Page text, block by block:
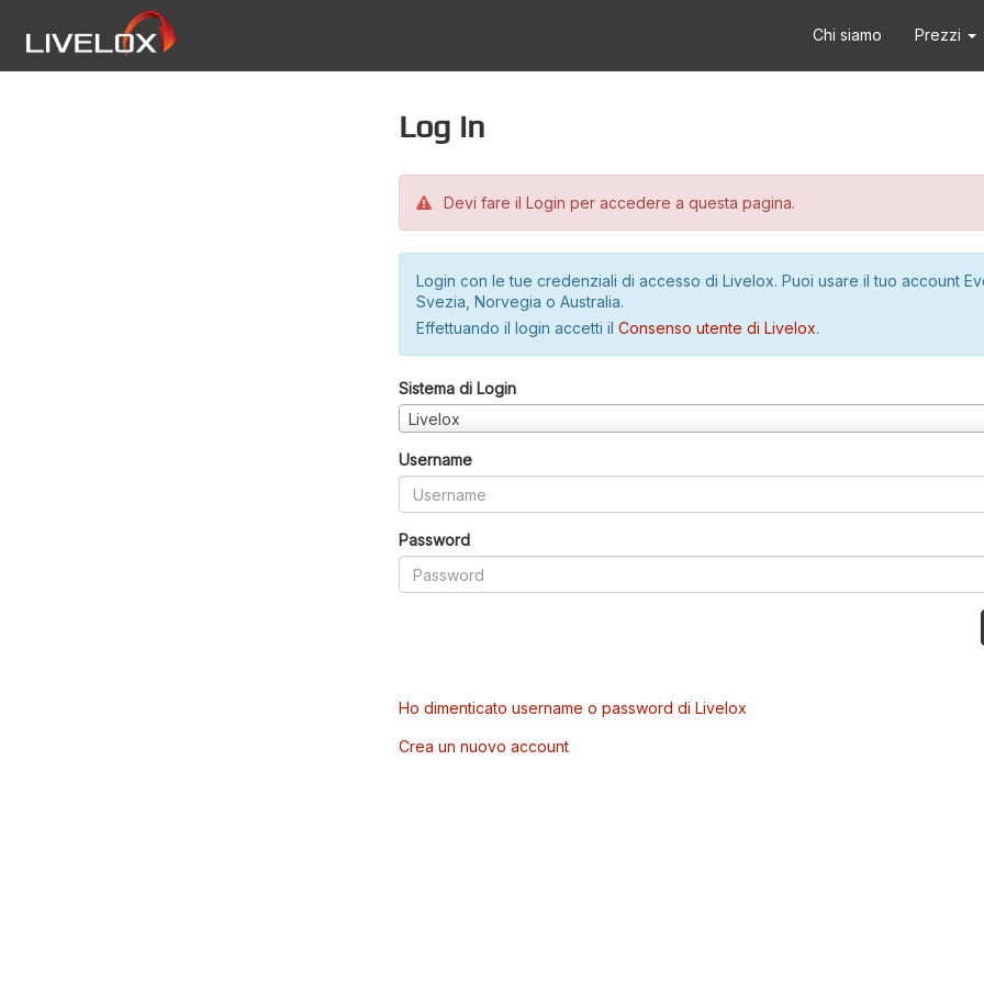
Chi siamo Prezzi
Log in
Devi fare il Login per accedere a questa pagina.
Login con le tue credenziali di accesso di Livelox. Puoi usare il tuo account
Svezia, Norvegia o Australia.
Effettuando il login accetti il Consenso utente di Livelox.
Sistema di Login
Livelox
Username
Password
Ho dimenticato username o password di Livelox
Crea un nuovo account